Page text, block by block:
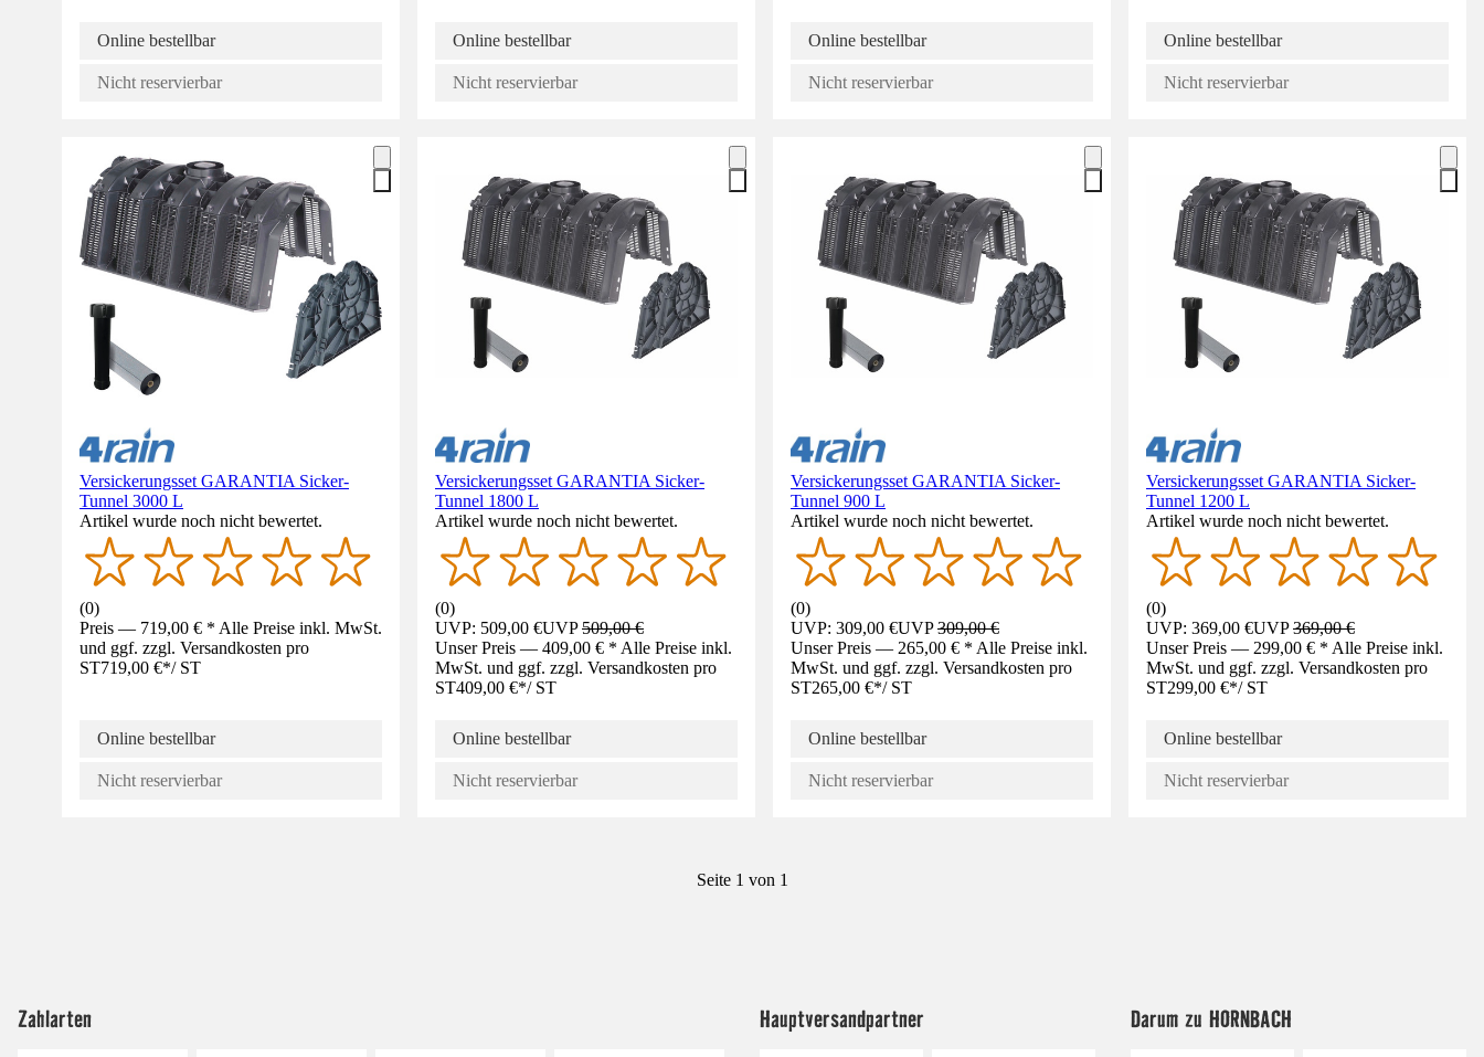
Online bestellbar
Nicht reservierbar
Online bestellbar
Nicht reservierbar
Online bestellbar
Nicht reservierbar
Online bestellbar
Nicht reservierbar
Versickerungsset GARANTIA Sicker-
Tunnel 3000 L
Artikel wurde noch nicht bewertet.
(0)
Preis — 719,00 € * Alle Preise inkl. MwSt.
und ggf. zzgl. Versandkosten pro
ST719,00 €*/ ST
Online bestellbar
Nicht reservierbar
Versickerungsset GARANTIA Sicker-
Tunnel 1800 L
Artikel wurde noch nicht bewertet.
(0)
UVP: 509,00 €UVP509,00 €
Unser Preis — 409,00 € * Alle Preise inkl.
MwSt. und ggf. zzgl. Versandkosten pro
ST409,00 €*/ ST
Online bestellbar
Nicht reservierbar
Versickerungsset GARANTIA Sicker-
Tunnel 900 L
Artikel wurde noch nicht bewertet.
(0)
UVP: 309,00 €UVP309,00 €
Unser Preis — 265,00 € * Alle Preise inkl.
MwSt. und ggf. zzgl. Versandkosten pro
ST265,00 €*/ ST
Online bestellbar
Nicht reservierbar
Versickerungsset GARANTIA Sicker-
Tunnel 1200 L
Artikel wurde noch nicht bewertet.
(0)
UVP: 369,00 €UVP369,00 €
Unser Preis — 299,00 € * Alle Preise inkl.
MwSt. und ggf. zzgl. Versandkosten pro
ST299,00 €*/ ST
Online bestellbar
Nicht reservierbar
Seite 1 von 1
Zahlarten Hauptversandpartner Darum zu HORNBACH